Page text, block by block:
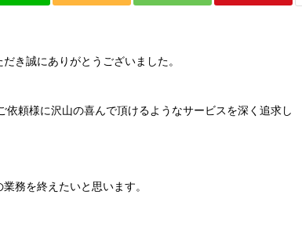
き誠にありがとうございました。
頼様に沢山の喜んで頂けるようなサービスを深く追求し
務を終えたいと思います。